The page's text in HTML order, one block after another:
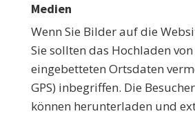
Medien
Wenn Sie Bilder auf die
Sie sollten das Hochladen
eingebetteten Ortsdaten
GPS) inbegriffen. Die
können herunterladen und